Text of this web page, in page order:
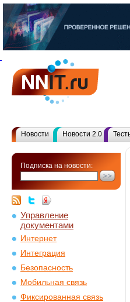
Новости Новости 2.0
Подписка на новости:
Управление
документами
Интернет
Интеграция
Безопасность
Мобильная связь
Фиксированная связь